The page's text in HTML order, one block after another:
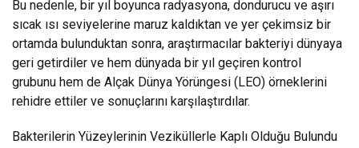
Bu nedenle, bir yıl boyunca radyasyona, dondurucu ve aşırı
sıcak ısı seviyelerine maruz kaldıktan ve yer çekimsiz bir
ortamda bulunduktan sonra, araştırmacılar bakteriyi dünyaya
geri getirdiler ve hem dünyada bir yıl geçiren kontrol
grubunu hem de Alçak Dünya Yörüngesi (LEO) örneklerini
rehidre ettiler ve sonuçlarını karşılaştırdılar.
Bakterilerin Yüzeylerinin Veziküllerle Kaplı Olduğu Bulundu